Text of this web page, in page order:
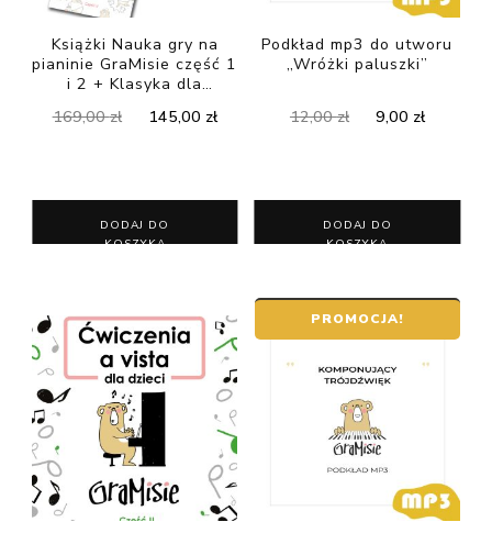
Książki Nauka gry na
pianinie GraMisie część 1
i 2 + Klasyka dla
169,00zł
Pierwotna
145,00 zł
Aktualna
DODAJ DO
KOSZYKA
Podkład mp3 do utworu
„Wróżki paluszki”
12,00zł
Pierwotna
9,00 zł
DODAJ DO
KOSZYKA
PROMOCJA!